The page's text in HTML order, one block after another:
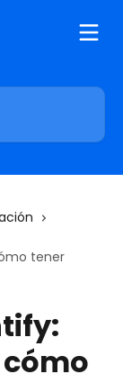
tener